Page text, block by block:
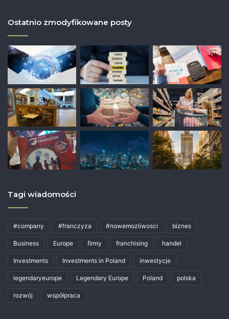
Ostatnio zmodyfikowane posty
Tagi wiadomości
#company #franczyza #nowemozliwosci biznes
Business Europe firmy franchising handel
Investments Investments in Poland inwestycje
legendaryeurope Legendary Europe Poland polska
rozwój współpraca